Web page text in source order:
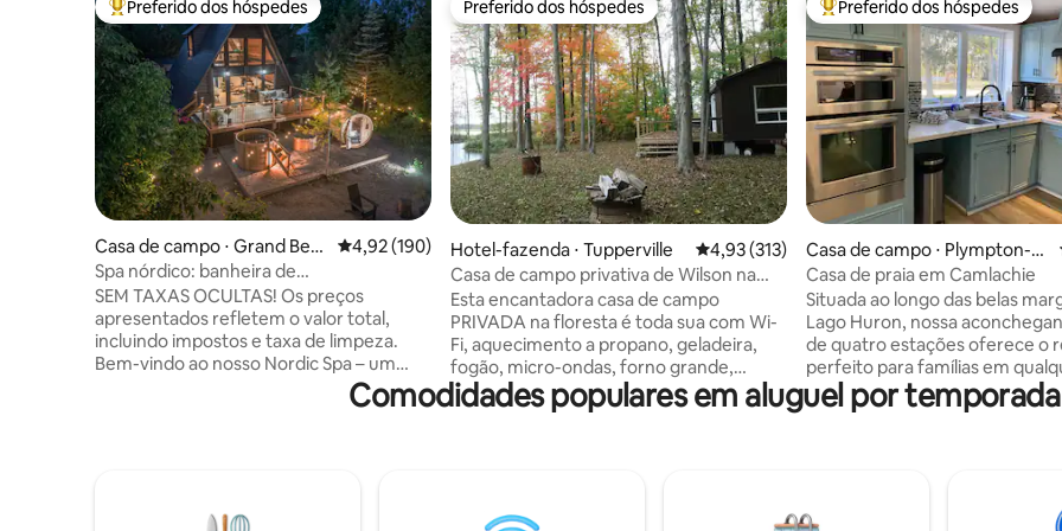
Entre os melhores preferidos dos hóspedes
Preferido dos hóspedes
Casa de campo ⋅ Grand Ben
d
4,92 de uma avaliação média de 5, 190 avaliações
4,92 (190)
Spa nórdico: banheira de
hidromassagem/imersão em água
fria/sauna
SEM TAXAS OCULTAS! Os preços
apresentados refletem o valor total,
incluindo impostos e taxa de limpeza.
Bem-vindo ao nosso Nordic Spa – um
espaço de relaxamento aberto o ano
todo, longe da agitação, com sauna
acomodação é equipada com ar-
Preferido dos hóspedes
Preferido dos hóspedes
Hotel-fazenda ⋅ Tupperville 4,93 de uma avaliação média de 5, 313
4,93 (313)
Casa de campo privativa de Wilson na
floresta
Esta encantadora casa de campo
PRIVADA na floresta é toda sua com Wi-
Fi, aquecimento a propano, geladeira,
fogão, micro-ondas, forno grande,
churrasqueira, suprimentos básicos de
cozinha, ar condicionado, sem água
de amigos refúgio na natureza. Não há
Entre os melhores preferidos
Preferido dos hóspedes
Casa de campo ⋅ Plympton-W
yoming
Casa de praia em Camlachie
Situada ao longo das belas
Lago Huron, nossa
de quatro estações oferece o
perfeito para famílias em
do ano. Se você está
viagem relaxante com entes
pequenas praias privadas a
passos de distância ou faça
Comodidades populares em aluguel por